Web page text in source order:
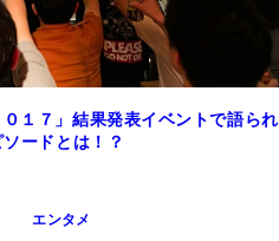
０１７」結果発表イベントで語られ
ードとは！？
エンタメ